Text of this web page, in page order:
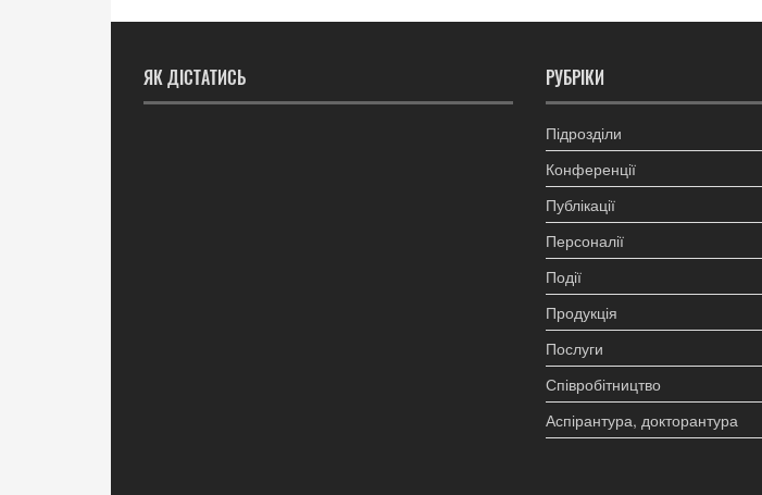
ЯК ДІСТАТИСЬ РУБРІКИ
Підрозділи
Конференції
Публікації
Персоналії
Події
Продукція
Послуги
Співробітництво
Аспірантура, докторантура